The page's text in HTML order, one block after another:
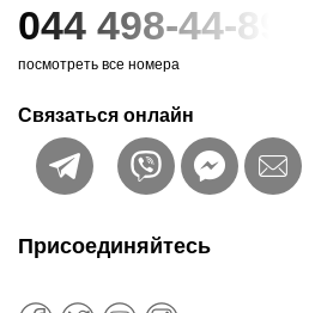
044 498-44-89
посмотреть все номера
Связаться онлайн
Присоединяйтесь